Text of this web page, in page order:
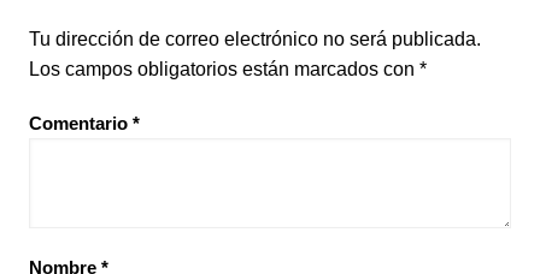
Tu dirección de correo electrónico no será publicada.
Los campos obligatorios están marcados con *
Comentario *
Nombre *